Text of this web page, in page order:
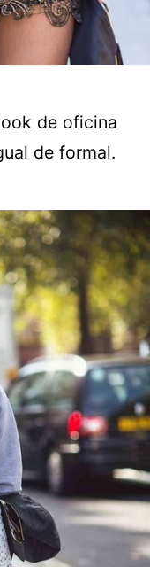
de oficina
de formal.